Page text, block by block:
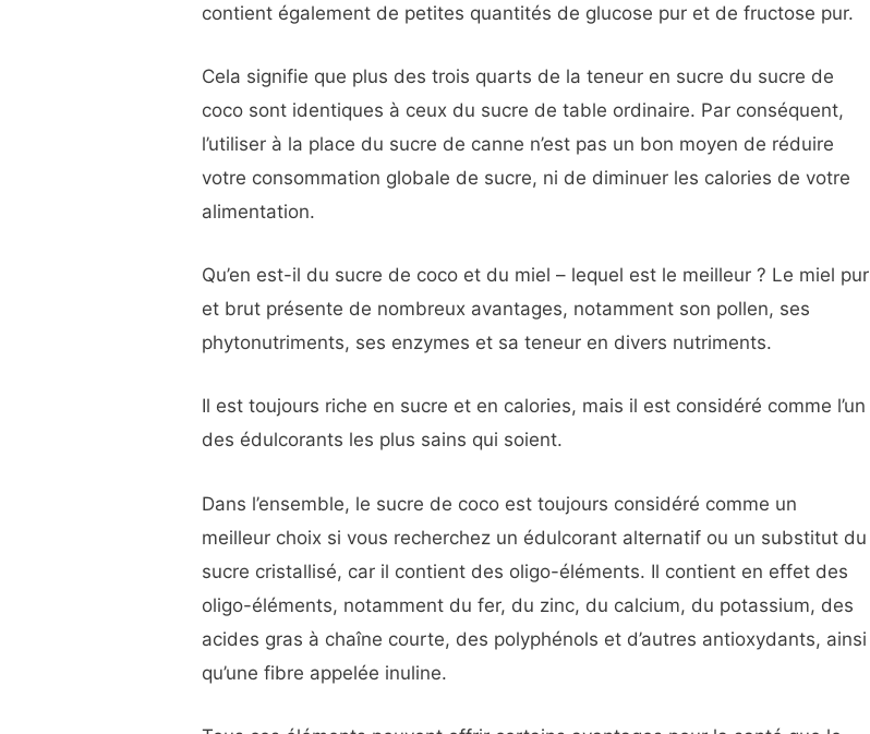
contient également de petites quantités de glucose pur et de fructose pur.
Cela signifie que plus des trois quarts de la teneur en sucre du sucre de
coco sont identiques à ceux du sucre de table ordinaire. Par conséquent,
l’utiliser à la place du sucre de canne n’est pas un bon moyen de réduire
votre consommation globale de sucre, ni de diminuer les calories de votre
alimentation.
Qu’en est-il du sucre de coco et du miel – lequel est le meilleur ? Le miel pur
et brut présente de nombreux avantages, notamment son pollen, ses
phytonutriments, ses enzymes et sa teneur en divers nutriments.
Il est toujours riche en sucre et en calories, mais il est considéré comme l’un
des édulcorants les plus sains qui soient.
Dans l’ensemble, le sucre de coco est toujours considéré comme un
meilleur choix si vous recherchez un édulcorant alternatif ou un substitut du
sucre cristallisé, car il contient des oligo-éléments. Il contient en effet des
oligo-éléments, notamment du fer, du zinc, du calcium, du potassium, des
acides gras à chaîne courte, des polyphénols et d’autres antioxydants, ainsi
qu’une fibre appelée inuline.